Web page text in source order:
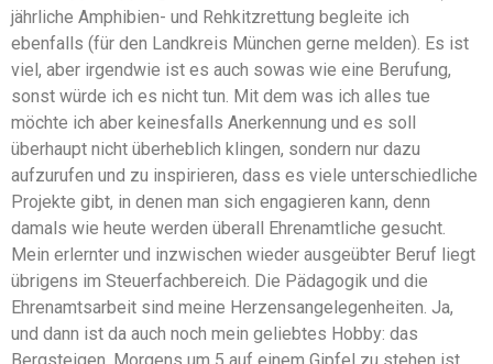
jährliche Amphibien- und Rehkitzrettung begleite ich
ebenfalls (für den Landkreis München gerne melden). Es ist
viel, aber irgendwie ist es auch sowas wie eine Berufung,
sonst würde ich es nicht tun. Mit dem was ich alles tue
möchte ich aber keinesfalls Anerkennung und es soll
überhaupt nicht überheblich klingen, sondern nur dazu
aufzurufen und zu inspirieren, dass es viele unterschiedliche
Projekte gibt, in denen man sich engagieren kann, denn
damals wie heute werden überall Ehrenamtliche gesucht.
Mein erlernter und inzwischen wieder ausgeübter Beruf liegt
übrigens im Steuerfachbereich. Die Pädagogik und die
Ehrenamtsarbeit sind meine Herzensangelegenheiten. Ja,
und dann ist da auch noch mein geliebtes Hobby: das